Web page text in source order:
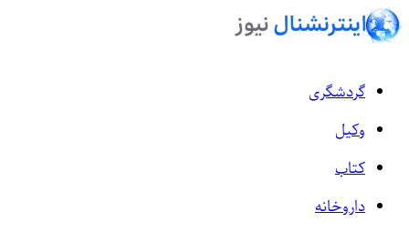
گردشگری
وکیل
کتاب
داروخانه